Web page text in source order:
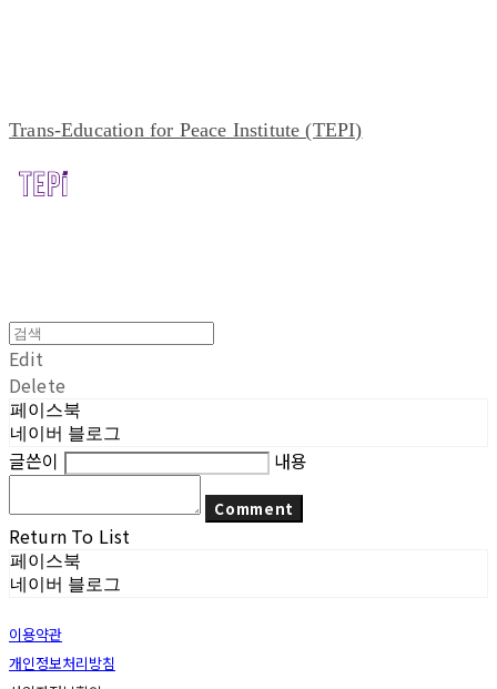
Trans-Education for Peace Institute (TEPI)
Edit
Delete
페이스북
네이버 블로그
글쓴이 내용
Comment
Return To List
페이스북
네이버 블로그
이용약관
개인정보처리방침